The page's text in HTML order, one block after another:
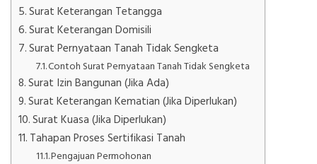
Surat Keterangan Tetangga
Surat Keterangan Domisili
Surat Pernyataan Tanah Tidak Sengketa
Contoh Surat Pernyataan Tanah Tidak Sengketa
Surat Izin Bangunan (Jika Ada)
Surat Keterangan Kematian (Jika Diperlukan)
Surat Kuasa (Jika Diperlukan)
Tahapan Proses Sertifikasi Tanah
Pengajuan Permohonan